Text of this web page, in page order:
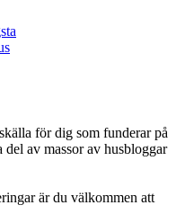
för dig som funderar på
av massor av husbloggar
är du välkommen att